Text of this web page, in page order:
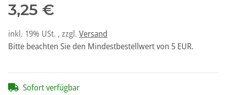
3,25 €
inkl. 19% USt. , zzgl. Versand
Bitte beachten Sie den Mindestbestellwert von 5 EUR.
Sofort verfügbar